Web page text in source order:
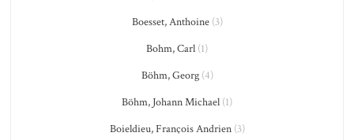
Boesset, Anthoine(3)
Bohm, Carl (1)
Böhm, Georg(4)
Böhm, Johann Michael (1)
Boieldieu, François Andrien(3)